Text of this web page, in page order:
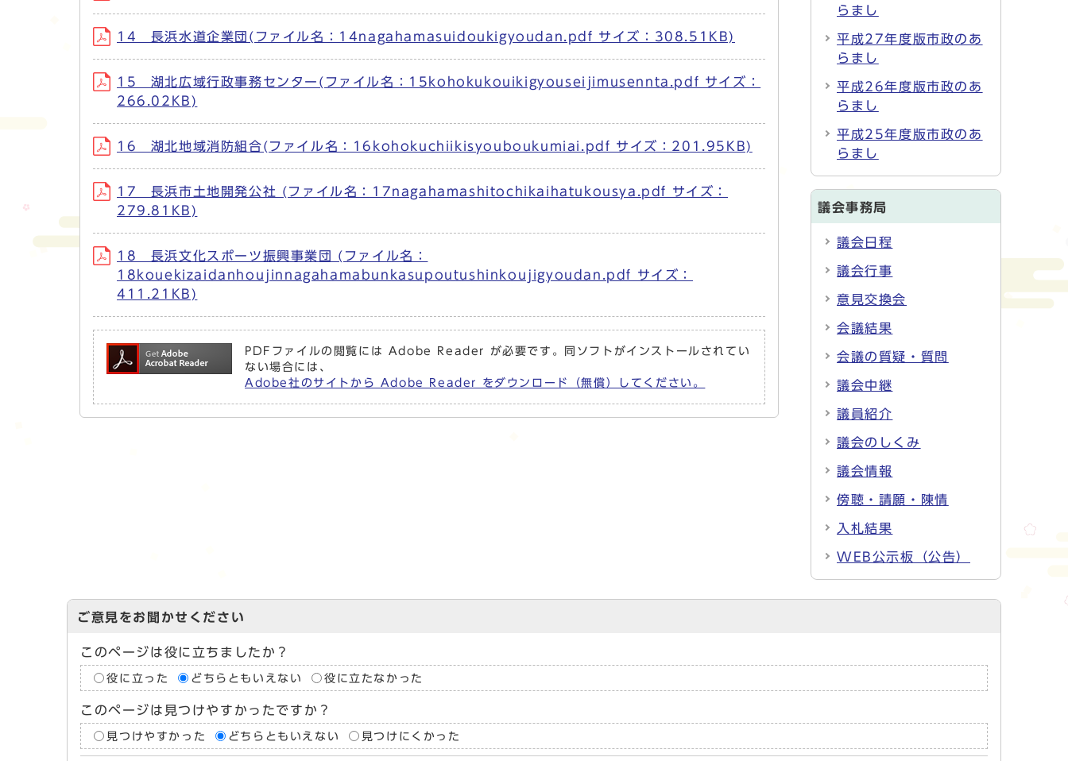
14 長浜水道企業団(ファイル名：14nagahamasuidoukigyoudan.pdf サイズ：308.51KB)
15 湖北広域行政事務センター(ファイル名：15kohokukouikigyouseijimusennta.pdf サイズ：
266.02KB)
16 湖北地域消防組合(ファイル名：16kohokuchiikisyouboukumiai.pdf サイズ：201.95KB)
17 長浜市土地開発公社 (ファイル名：17nagahamashitochikaihatukousya.pdf サイズ：
279.81KB)
18 長浜文化スポーツ振興事業団 (ファイル名：
18kouekizaidanhoujinnagahamabunkasupoutushinkoujigyoudan.pdf サイズ：
411.21KB)
PDFファイルの閲覧には Adobe Reader が必要です。同ソフトがインストールされてい
ない場合には、
Adobe社のサイトから Adobe Reader をダウンロード（無償）してください。
らまし
平成27年度版市政のあ
らまし
平成26年度版市政のあ
らまし
平成25年度版市政のあ
らまし
議会事務局
議会日程
議会行事
意見交換会
会議結果
会議の質疑・質問
議会中継
議員紹介
議会のしくみ
議会情報
傍聴・請願・陳情
入札結果
WEB公示板（公告）
ご意見をお聞かせください
このページは役に立ちましたか？
役に立った どちらともいえない 役に立たなかった
このページは見つけやすかったですか？
見つけやすかった どちらともいえない 見つけにくかった